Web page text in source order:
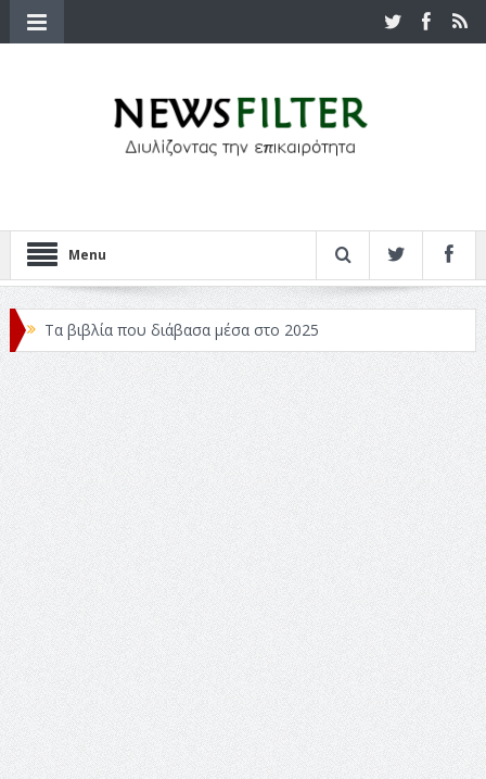
Menu
Τα βιβλία που διάβασα μέσα στο 2025
Κριτικές ταινιών: Ο Ντι Κάπριο και ο Λάνθιμος
Σχεδιασμός που «Μιλάει» Χωρίς Λέξεις
Σπιρτόκουτο: η απόλυτη αντισυμβατική καλοκαιρινή
ταινία
Το Top 5 της εβδομάδας #517
Το νουάρ στον ελληνικό κινηματογράφο
Η Φροντίδα Έχει Πολλές Μορφές: Κι Όλες Σε Αφορούν
Τρία Βήματα Μπροστά για Σένα και την Επιχείρησή σου
Όψεις και Απόψεις
Αξίζει άραγε?